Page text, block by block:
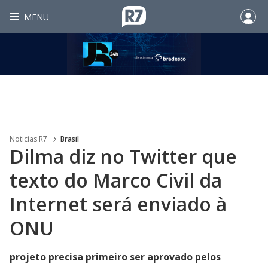
MENU
Noticias R7 Brasil
Dilma diz no Twitter que
texto do Marco Civil da
Internet será enviado à
ONU
projeto precisa primeiro ser aprovado pelos